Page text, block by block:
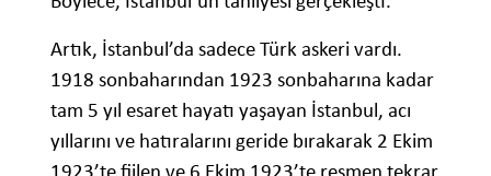
Artık, İstanbul’da sadece Türk askeri vardı.
1918 sonbaharından 1923 sonbaharına kadar
tam 5 yıl esaret hayatı yaşayan İstanbul, acı
yıllarını ve hatıralarını geride bırakarak 2 Ekim
1923’te fiilen ve 6 Ekim 1923’te resmen tekrar